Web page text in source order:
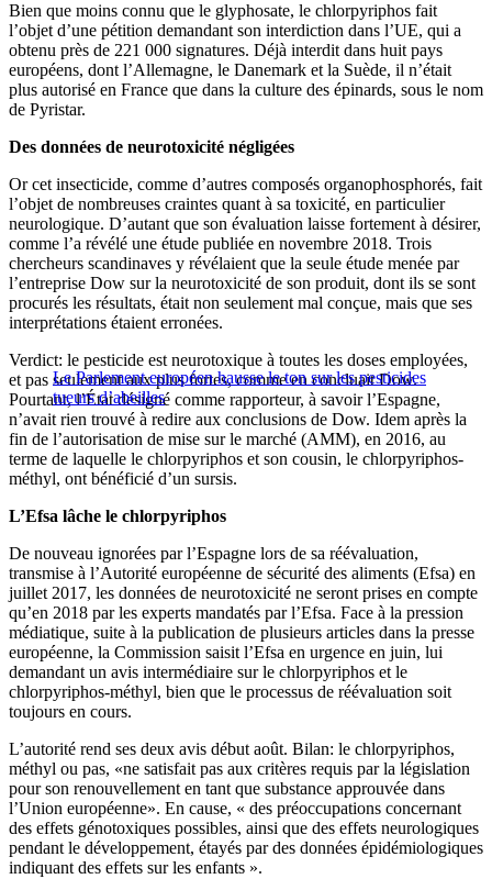
Bien que moins connu que le glyphosate, le chlorpyriphos fait
l’objet d’une pétition demandant son interdiction dans l’UE, qui a
obtenu près de 221 000 signatures. Déjà interdit dans huit pays
européens, dont l’Allemagne, le Danemark et la Suède, il n’était
plus autorisé en France que dans la culture des épinards, sous le nom
de Pyristar.
Des données de neurotoxicité négligées
Or cet insecticide, comme d’autres composés organophosphorés, fait
l’objet de nombreuses craintes quant à sa toxicité, en particulier
neurologique. D’autant que son évaluation laisse fortement à désirer,
comme l’a révélé une étude publiée en novembre 2018. Trois
chercheurs scandinaves y révélaient que la seule étude menée par
l’entreprise Dow sur la neurotoxicité de son produit, dont ils se sont
procurés les résultats, était non seulement mal conçue, mais que ses
interprétations étaient erronées.
Le Parlement européen hausse le ton sur les pesticides
tueurs d’abeilles
Verdict: le pesticide est neurotoxique à toutes les doses employées,
et pas seulement aux plus fortes, comme en concluait Dow.
Pourtant, l’État désigné comme rapporteur, à savoir l’Espagne,
n’avait rien trouvé à redire aux conclusions de Dow. Idem après la
fin de l’autorisation de mise sur le marché (AMM), en 2016, au
terme de laquelle le chlorpyriphos et son cousin, le chlorpyriphos-
méthyl, ont bénéficié d’un sursis.
L’Efsa lâche le chlorpyriphos
De nouveau ignorées par l’Espagne lors de sa réévaluation,
transmise à l’Autorité européenne de sécurité des aliments (Efsa) en
juillet 2017, les données de neurotoxicité ne seront prises en compte
qu’en 2018 par les experts mandatés par l’Efsa. Face à la pression
médiatique, suite à la publication de plusieurs articles dans la presse
européenne, la Commission saisit l’Efsa en urgence en juin, lui
demandant un avis intermédiaire sur le chlorpyriphos et le
chlorpyriphos-méthyl, bien que le processus de réévaluation soit
toujours en cours.
L’autorité rend ses deux avis début août. Bilan: le chlorpyriphos,
méthyl ou pas, «ne satisfait pas aux critères requis par la législation
pour son renouvellement en tant que substance approuvée dans
l’Union européenne». En cause, « des préoccupations concernant
des effets génotoxiques possibles, ainsi que des effets neurologiques
pendant le développement, étayés par des données épidémiologiques
indiquant des effets sur les enfants ».